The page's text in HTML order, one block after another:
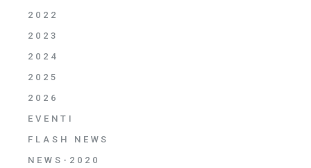
2022
2023
2024
2025
2026
EVENTI
FLASH NEWS
NEWS-2020